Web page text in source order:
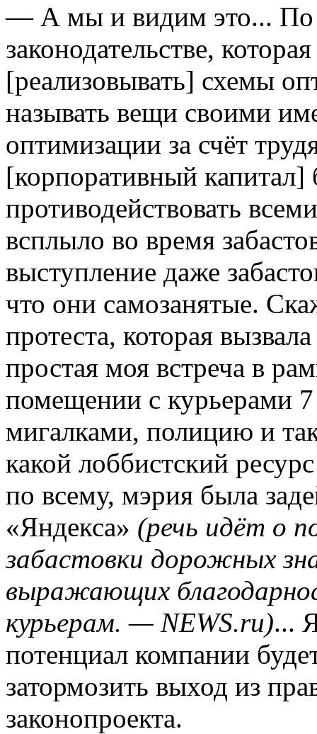
— А мы и видим это... По
законодательстве,
[реализовывать] схемы
называть вещи своими
оптимизации за счёт
[корпоративный капитал]
противодействовать
всплыло во время
выступление даже
что они самозанятые.
протеста, которая
простая моя встреча в
помещении с курьерами 7
мигалками, полицию и
какой лоббистский
по всему, мэрия была
«Яндекса» (речь идёт о
забастовки дорожных
выражающих
курьерам. — NEWS.ru)...
потенциал компании
затормозить выход из
законопроекта.